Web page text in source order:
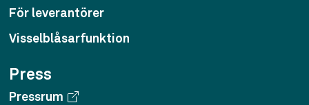
För leverantörer
Visselblåsarfunktion
Press
Pressrum